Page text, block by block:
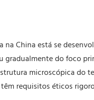
China está se
gradualmente do foco
microscópica
requisitos éticos